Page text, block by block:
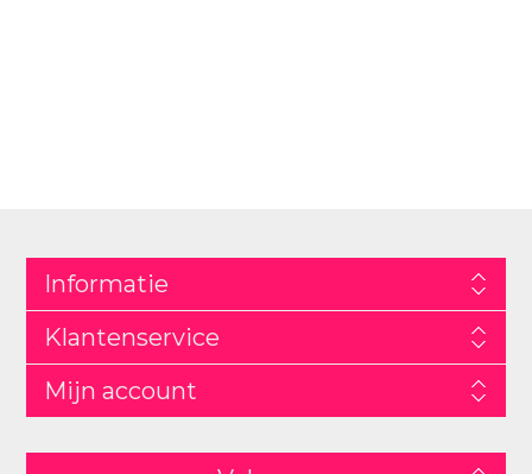
Informatie
Klantenservice
Mijn account